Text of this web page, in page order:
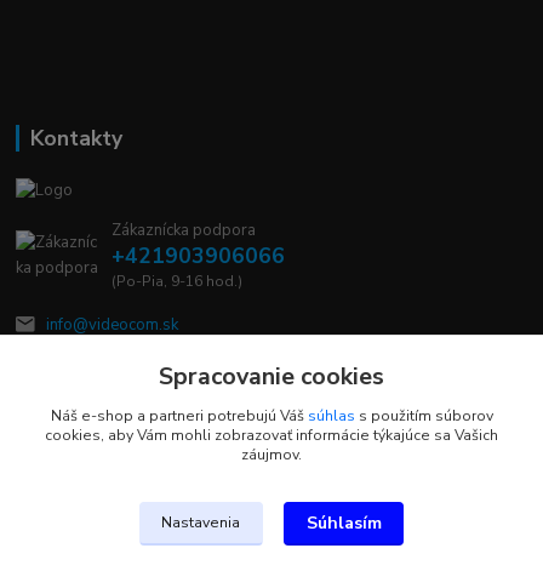
Kontakty
Zákaznícka podpora
+421903906066
(Po-Pia, 9-16 hod.)
info@videocom.sk
Upravit sběr cookies.
Spracovanie cookies
Náš e-shop a partneri potrebujú Váš súhlas s použitím súborov
cookies, aby Vám mohli zobrazovať informácie týkajúce sa Vašich
záujmov.
Nastavenia Súhlasím